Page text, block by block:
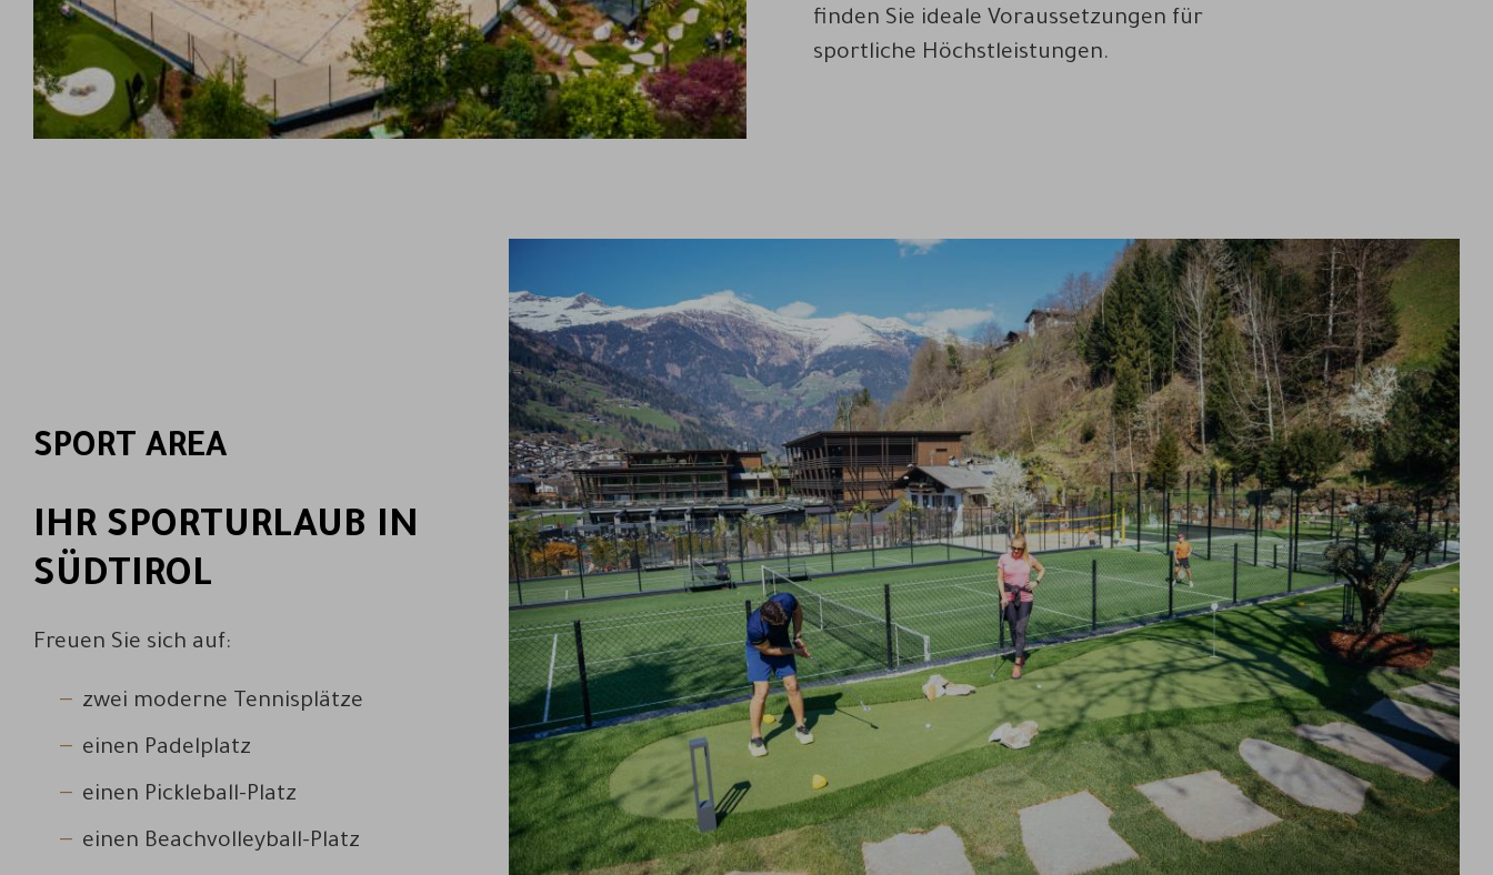
finden Sie ideale Voraussetzungen für
sportliche Höchstleistungen.
SPORT AREA
IHR SPORTURLAUB IN
SÜDTIROL
Freuen Sie sich auf:
zwei moderne Tennisplätze
einen Padelplatz
einen Pickleball-Platz
einen Beachvolleyball-Platz